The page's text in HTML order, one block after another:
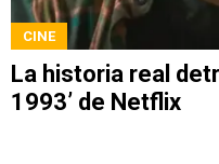
CINE
La historia real
1993’ de Netflix